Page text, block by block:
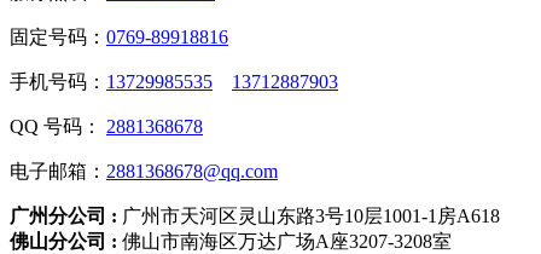
固定号码： 0769-89918816
手机号码： 13729985535 13712887903
QQ 号码： 2881368678
电子邮箱： 2881368678@qq.com
广州分公司 : 广州市天河区灵山东路3号10层1001-1房A618
佛山分公司 : 佛山市南海区万达广场A座3207-3208室